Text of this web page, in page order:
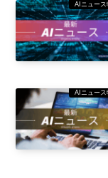
AIニュース
AIニュース